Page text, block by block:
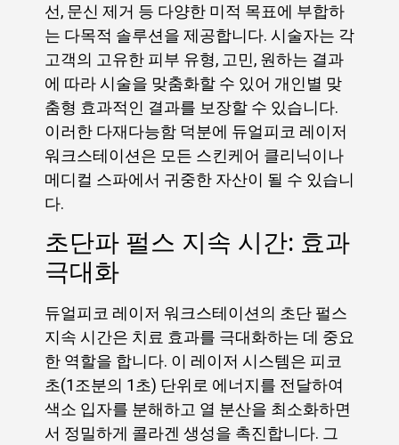
선, 문신 제거 등 다양한 미적 목표에 부합하
는 다목적 솔루션을 제공합니다. 시술자는 각
고객의 고유한 피부 유형, 고민, 원하는 결과
에 따라 시술을 맞춤화할 수 있어 개인별 맞
춤형 효과적인 결과를 보장할 수 있습니다.
이러한 다재다능함 덕분에 듀얼피코 레이저
워크스테이션은 모든 스킨케어 클리닉이나
메디컬 스파에서 귀중한 자산이 될 수 있습니
다.
초단파 펄스 지속 시간: 효과
극대화
듀얼피코 레이저 워크스테이션의 초단 펄스
지속 시간은 치료 효과를 극대화하는 데 중요
한 역할을 합니다. 이 레이저 시스템은 피코
초(1조분의 1초) 단위로 에너지를 전달하여
색소 입자를 분해하고 열 분산을 최소화하면
서 정밀하게 콜라겐 생성을 촉진합니다. 그